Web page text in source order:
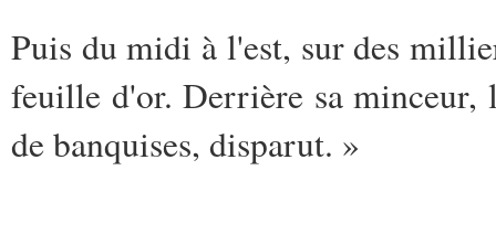
Puis du midi à l'est, sur des
feuille d'or. Derrière sa minceur,
de banquises, disparut. »